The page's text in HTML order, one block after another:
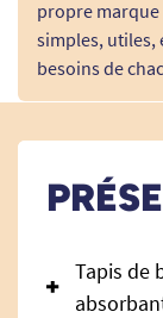
propre marque
simples, utiles,
besoins de
Tapis de